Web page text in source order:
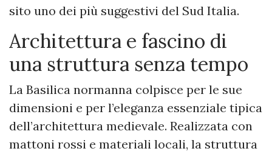
sito uno dei più suggestivi del Sud Italia.
Architettura e fascino di
una struttura senza tempo
La Basilica normanna colpisce per le sue
dimensioni e per l’eleganza essenziale tipica
dell’architettura medievale. Realizzata con
mattoni rossi e materiali locali, la struttura